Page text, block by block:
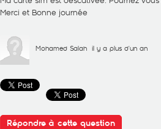
Merci et Bonne journée
Mohamed Salah il y a plus d'un an
Répondre à cette question